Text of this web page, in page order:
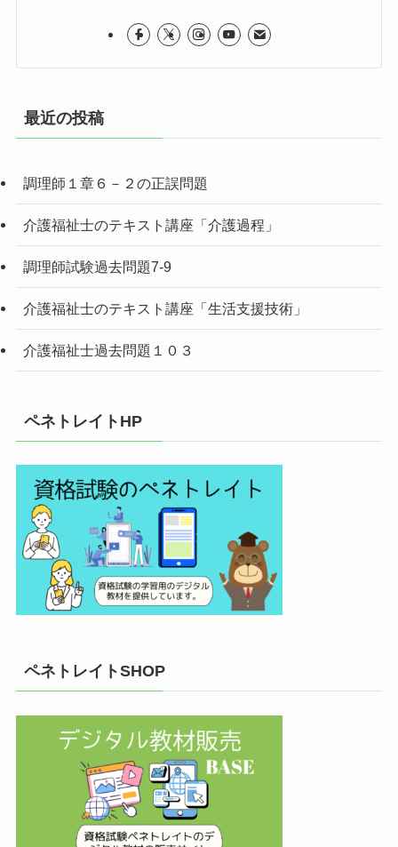
最近の投稿
調理師１章６－２の正誤問題
介護福祉士のテキスト講座「介護過程」
調理師試験過去問題7-9
介護福祉士のテキスト講座「生活支援技術」
介護福祉士過去問題１０３
ペネトレイトHP
ペネトレイトSHOP